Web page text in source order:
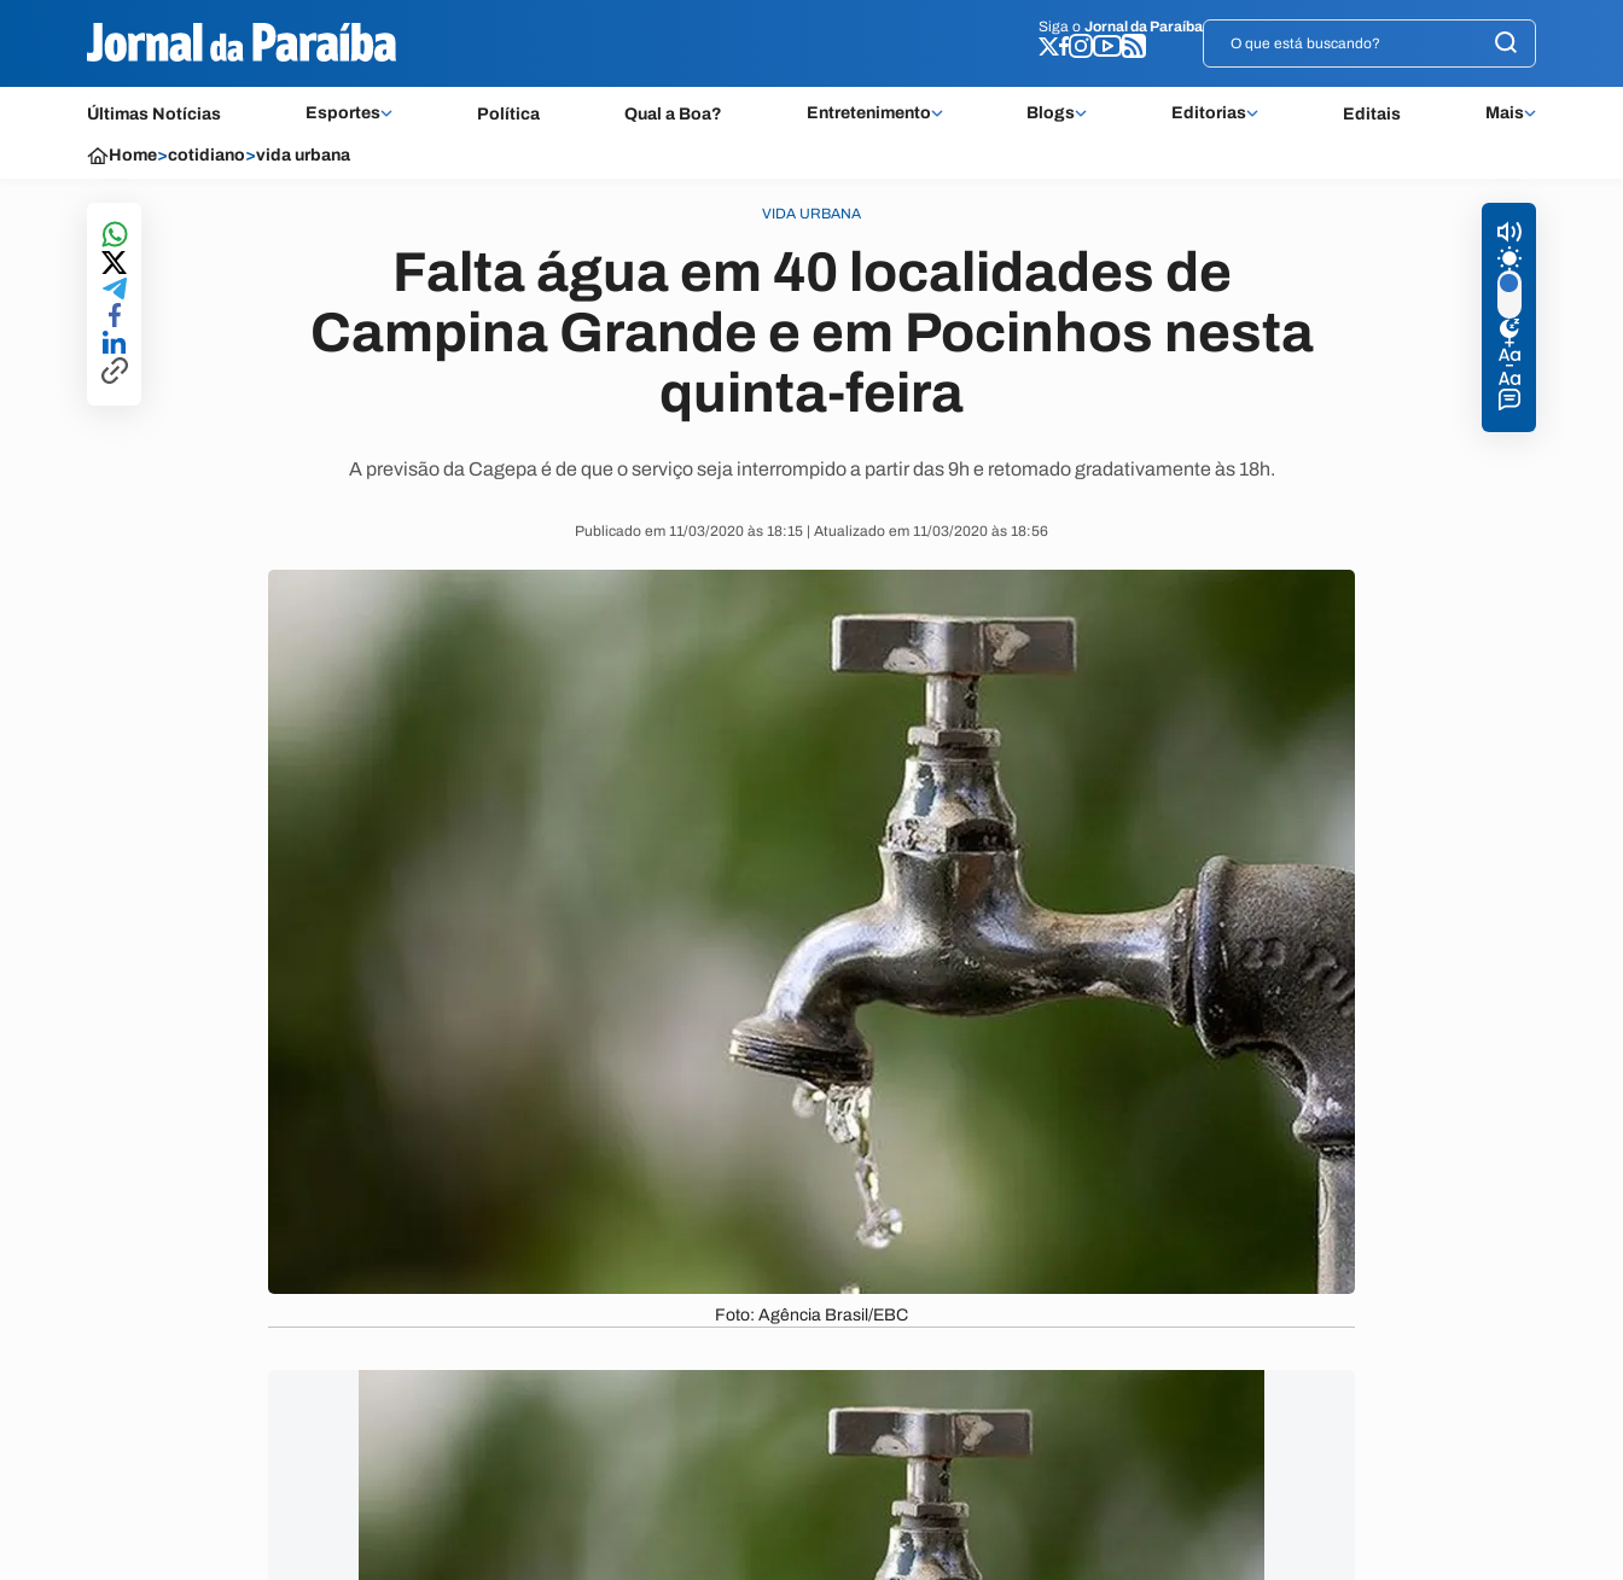
Siga o Jornal da Paraíba
Últimas Notícias Esportes Política Qual a Boa? Entretenimento Blogs Editorias Editais Mais
Siga o Jornal da Paraíba
Home>cotidiano>vida urbana
VIDA URBANA
Falta água em 40 localidades de
Campina Grande e em Pocinhos nesta
quinta-feira
A previsão da Cagepa é de que o serviço seja interrompido a partir das 9h e retomado gradativamente às 18h.
Publicado em 11/03/2020 às 18:15 | Atualizado em 11/03/2020 às 18:56
Foto: Agência Brasil/EBC